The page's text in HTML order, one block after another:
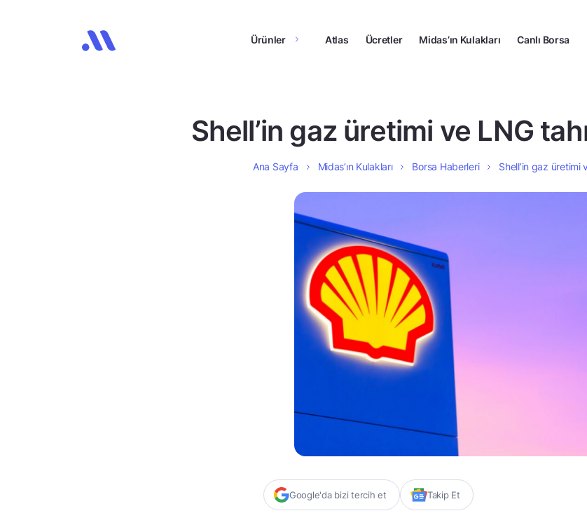
Ürünler Atlas Ücretler Midas’ın Kulakları Canlı Borsa
Shell’in gaz üretimi ve LNG
Ana Sayfa Midas’ın Kulakları Borsa Haberleri Shell’in gaz üretimi
Google'da bizi tercih et Takip Et